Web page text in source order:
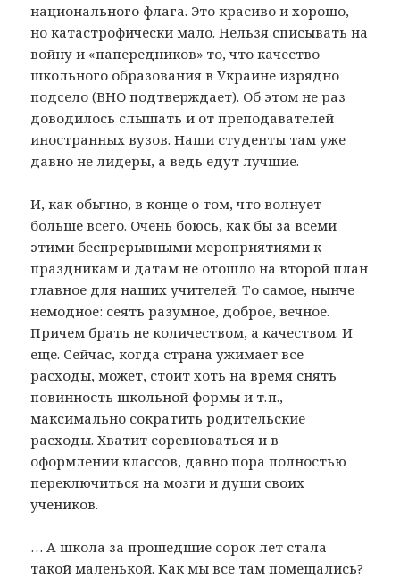
национального флага. Это красиво и хорошо,
но катастрофически мало. Нельзя списывать на
войну и «папередников» то, что качество
школьного образования в Украине изрядно
подсело (ВНО подтверждает). Об этом не раз
доводилось слышать и от преподавателей
иностранных вузов. Наши студенты там уже
давно не лидеры, а ведь едут лучшие.
И, как обычно, в конце о том, что волнует
больше всего. Очень боюсь, как бы за всеми
этими беспрерывными мероприятиями к
праздникам и датам не отошло на второй план
главное для наших учителей. То самое, нынче
немодное: сеять разумное, доброе, вечное.
Причем брать не количеством, а качеством. И
еще. Сейчас, когда страна ужимает все
расходы, может, стоит хоть на время снять
повинность школьной формы и т. п.,
максимально сократить родительские
расходы. Хватит соревноваться и в
оформлении классов, давно пора полностью
переключиться на мозги и души своих
учеников.
… А школа за прошедшие сорок лет стала
такой маленькой. Как мы все там помещались?